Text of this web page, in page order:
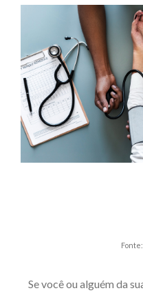
Fonte:
Se você ou alguém da